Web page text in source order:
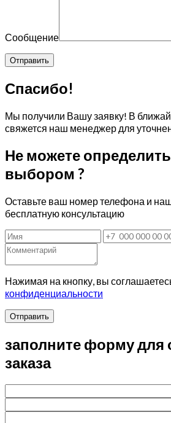
Сообщение
Спасибо!
Мы получили Вашу заявку! В
свяжется наш менеджер для
Не можете
выбором ?
Оставьте ваш номер телефона и
бесплатную консультацию
Нажимая на кнопку, вы
конфиденциальности
Отправить
заполните форму
заказа